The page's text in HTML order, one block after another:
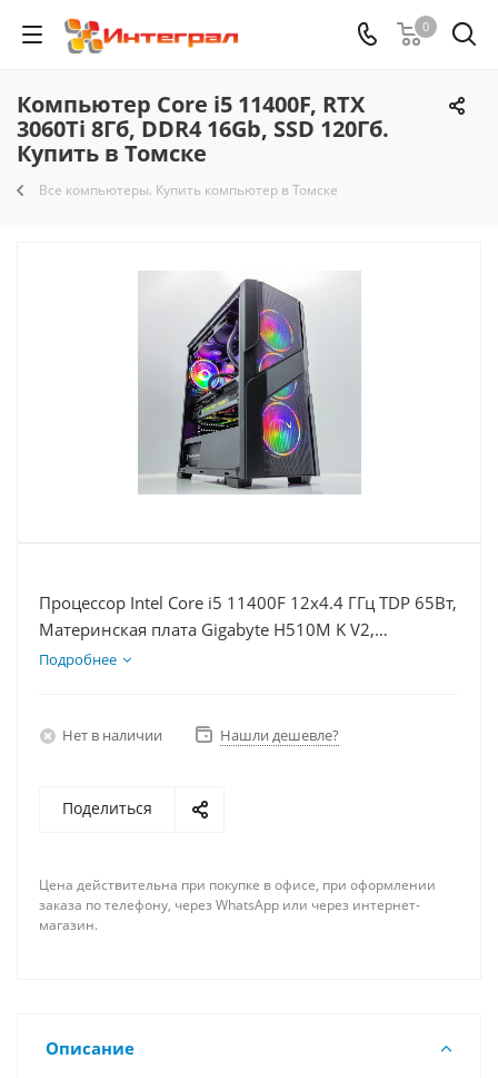
0
Компьютер Core i5 11400F, RTX
3060Ti 8Гб, DDR4 16Gb, SSD 120Гб.
Купить в Томске
Все компьютеры. Купить компьютер в Томске
Процессор Intel Core i5 11400F 12x4.4 ГГц TDP 65Вт,
Материнская плата Gigabyte H510M K V2,
Видеокарта RTX 3060Ti 8Гб, Память DDR4 16Gb,
Подробнее
Нет в наличии Нашли дешевле?
Поделиться
Цена действительна при покупке в офисе, при оформлении
заказа по телефону, через WhatsApp или через интернет-
магазин.
Описание